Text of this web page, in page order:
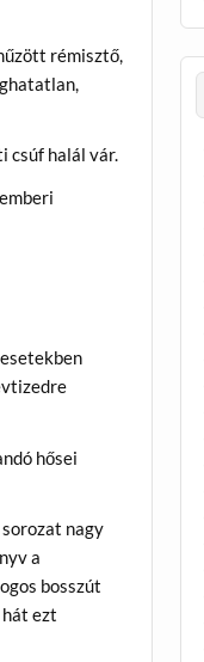
rémisztő,
csúf halál vár.
hősei
nagy
a
bosszút
ezt